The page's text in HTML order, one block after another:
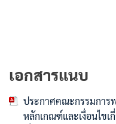
เอกสารแนบ
ประกาศคณะกรรมการ
หลักเกณฑ์และเงื่อนไขเ